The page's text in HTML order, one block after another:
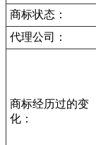
商标状态：
代理公司：
商标经历过的变
化：